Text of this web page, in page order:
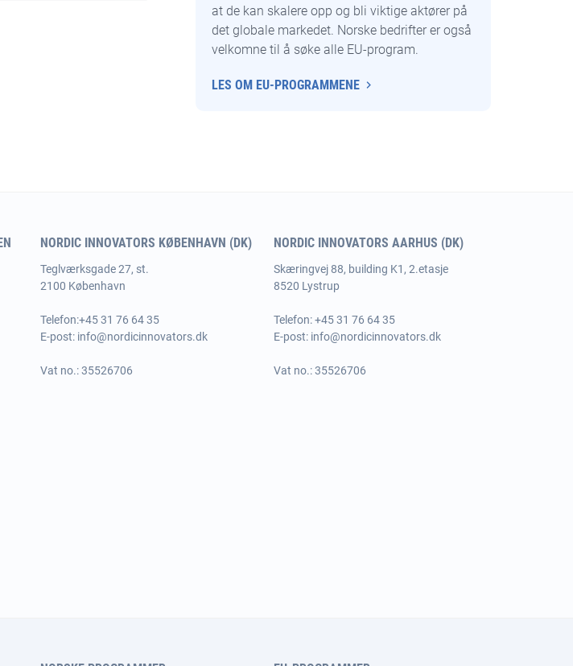
at de kan skalere opp og bli viktige aktører på
det globale markedet. Norske bedrifter er også
velkomne til å søke alle EU-program.
LES OM EU-PROGRAMMENE
NORDIC INNOVATORS KØBENHAVN (DK)
Teglværksgade 27, st.
2100 København
Telefon:+45 31 76 64 35
E-post: info@nordicinnovators.dk
Vat no.: 35526706
NORDIC INNOVATORS AARHUS (DK)
Skæringvej 88, building K1, 2.etasje
8520 Lystrup
Telefon:+45 31 76 64 35
E-post: info@nordicinnovators.dk
Vat no.: 35526706